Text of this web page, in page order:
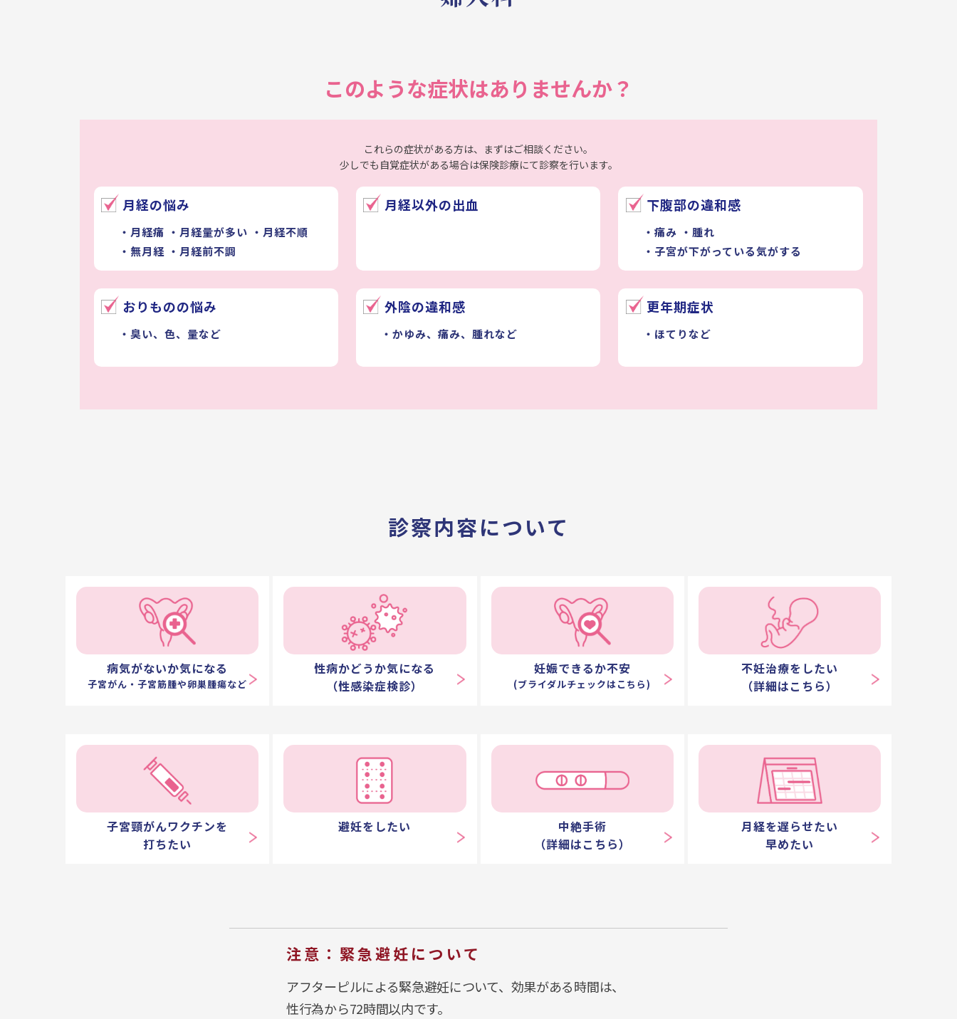
このような症状はありませんか？
これらの症状がある方は、まずはご相談ください。
少しでも自覚症状がある場合は保険診療にて診察を行います。
月経の悩み
・月経痛 ・月経量が多い ・月経不順
・無月経 ・月経前不調
月経以外の出血 下腹部の違和感
・痛み ・腫れ
・子宮が下がっている気がする
おりものの悩み
・臭い、色、量など
外陰の違和感
・かゆみ、痛み、腫れなど
更年期症状
・ほてりなど
診察内容について
病気がないか気になる
子宮がん・子宮筋腫や卵巣腫瘍など
性病かどうか気になる
（性感染症検診）
妊娠できるか不安
(ブライダルチェックはこちら)
不妊治療をしたい
（詳細はこちら）
子宮頸がんワクチンを
打ちたい
避妊をしたい
中絶手術
（詳細はこちら）
月経を遅らせたい
早めたい
注意：緊急避妊について
アフターピルによる緊急避妊について、効果がある時間は、
性行為から72時間以内です。